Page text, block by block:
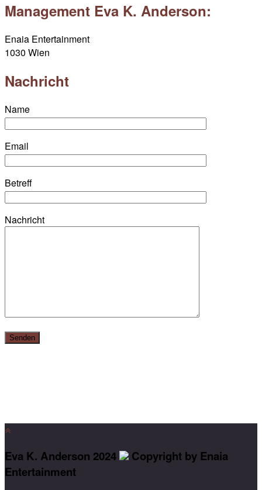
Management Eva K. Anderson:
Enaia Entertainment
1030 Wien
Nachricht
Name
Email
Betreff
Nachricht
Eva K. Anderson 2024
Copyright by Enaia
Entertainment